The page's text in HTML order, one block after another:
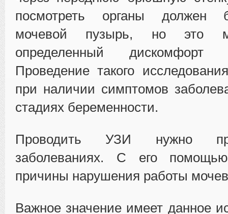
посмотреть органы должен
мочевой пузырь, но это
определенный дискомфорт
Проведение такого
при наличии симптомов
стадиях беременности.
Проводить УЗИ нужно
заболеваниях. С его
причины нарушения работы
Важное значение имеет данное